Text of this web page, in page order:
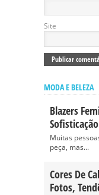
Site
MODA E BELEZA
Blazers
Muitas
peça, mas...
Cores De
Fotos,